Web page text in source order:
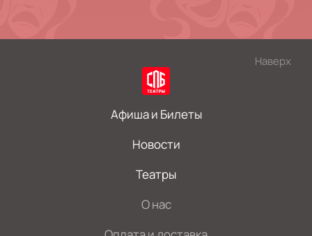
Наверх
Афиша и Билеты
Новости
Театры
О нас